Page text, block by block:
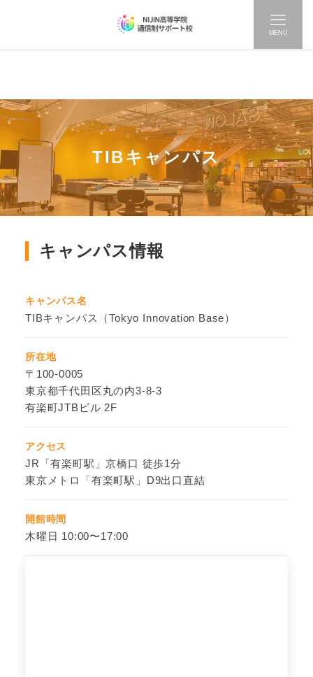
MENU
TIBキャンパス
キャンパス情報
キャンパス名
TIBキャンパス（Tokyo Innovation Base）
所在地
〒100-0005
東京都千代田区丸の内3-8-3
有楽町JTBビル 2F
アクセス
JR「有楽町駅」京橋口 徒歩1分
東京メトロ「有楽町駅」D9出口直結
開館時間
木曜日 10:00〜17:00